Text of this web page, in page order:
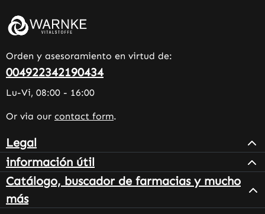
Orden y asesoramiento en virtud de:
004922342190434
Lu-Vi, 08:00 - 16:00
Or via our contact form.
Legal
información útil
Catálogo, buscador de farmacias y mucho
más